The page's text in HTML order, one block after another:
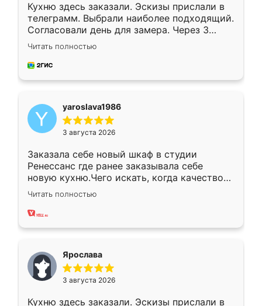
Кухню здесь заказали. Эскизы прислали в
телеграмм. Выбрали наиболее подходящий.
Согласовали день для замера. Через 3
недели кухня была уже готова. Остались
довольны работой. Спасибо Ренессанс
мебель за качественную работу!
Читать полностью
yaroslava1986
3 августа 2026
Заказала себе новый шкаф в студии
Ренессанс где ранее заказывала себе
новую кухню.Чего искать, когда качеством
вполне довольна. Служит кухня уже почти
два года, нареканий нет.
Читать полностью
Ярослава
3 августа 2026
Кухню здесь заказали. Эскизы прислали в